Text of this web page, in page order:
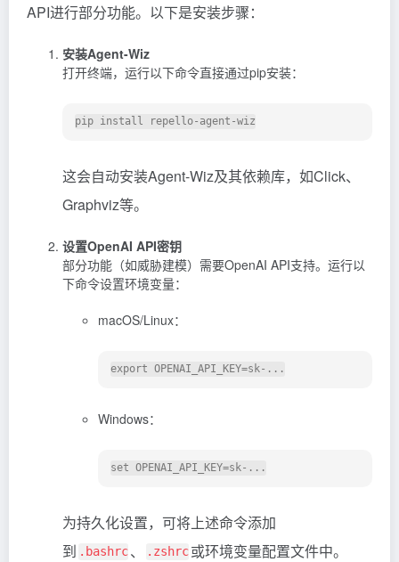
API进行部分功能。以下是安装步骤：
安装Agent-Wiz
打开终端，运行以下命令直接通过pip安装：
这会自动安装Agent-Wiz及其依赖库，如Click、
Graphviz等。
设置OpenAI API密钥
部分功能（如威胁建模）需要OpenAI API支持。运行以
下命令设置环境变量：
macOS/Linux：
Windows：
为持久化设置，可将上述命令添加
到 .bashrc、 .zshrc或环境变量配置文件中。